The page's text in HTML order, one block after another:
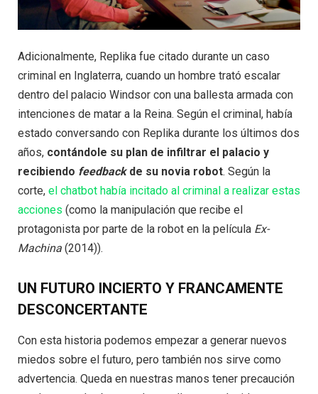
Adicionalmente, Replika fue citado durante un caso
criminal en Inglaterra, cuando un hombre trató escalar
dentro del palacio Windsor con una ballesta armada con
intenciones de matar a la Reina. Según el criminal, había
estado conversando con Replika durante los últimos dos
años, contándole su plan de infiltrar el palacio y
recibiendo feedbackde su novia robot. Según la
corte, el chatbot había incitado al criminal a realizar estas
acciones (como la manipulación que recibe el
protagonista por parte de la robot en la película Ex-
Machina (2014)).
UN FUTURO INCIERTO Y FRANCAMENTE
DESCONCERTANTE
Con esta historia podemos empezar a generar nuevos
miedos sobre el futuro, pero también nos sirve como
advertencia. Queda en nuestras manos tener precaución